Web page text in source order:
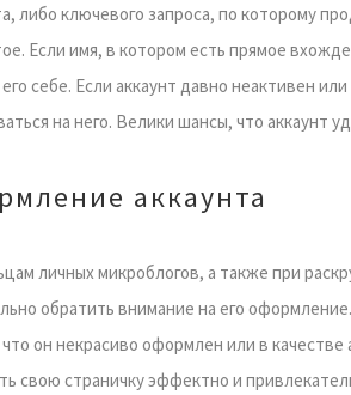
либо ключевого запроса, по которому
Если имя, в котором есть прямое
его себе. Если аккаунт давно неактивен
на него. Велики шансы, что аккаунт
аккаунта
личных микроблогов, а также при
обратить внимание на его
он некрасиво оформлен или в
свою страничку эффектно и